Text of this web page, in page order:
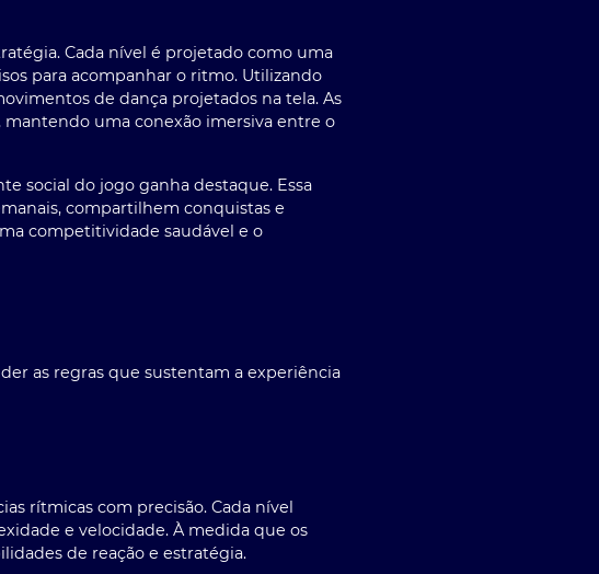
Cada nível é projetado como uma
para acompanhar o ritmo. Utilizando
de dança projetados na tela. As
uma conexão imersiva entre o
social do jogo ganha destaque. Essa
compartilhem conquistas e
competitividade saudável e o
as regras que sustentam a experiência
rítmicas com precisão. Cada nível
e velocidade. À medida que os
de reação e estratégia.